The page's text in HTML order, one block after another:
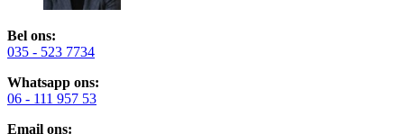
Bel ons:
035 - 523 7734
Whatsapp ons:
06 - 111 957 53
Email ons: